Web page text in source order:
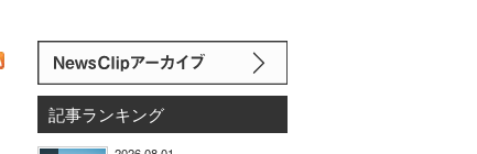
記事ランキング